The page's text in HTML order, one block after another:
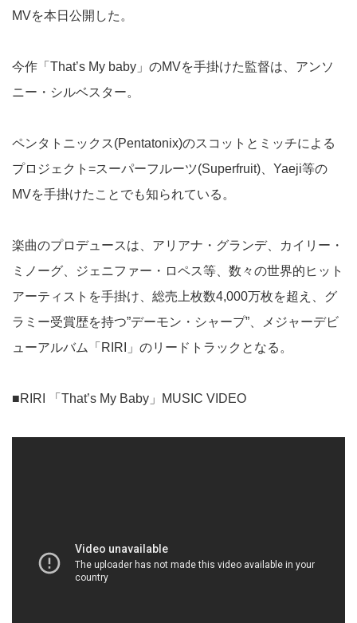
MVを本日公開した。
今作「That’s My baby」のMVを手掛けた監督は、アンソ
ニー・シルベスター。
ペンタトニックス(Pentatonix)のスコットとミッチによる
プロジェクト=スーパーフルーツ(Superfruit)、Yaeji等の
MVを手掛けたことでも知られている。
楽曲のプロデュースは、アリアナ・グランデ、カイリー・
ミノーグ、ジェニファー・ロペス等、数々の世界的ヒット
アーティストを手掛け、総売上枚数4,000万枚を超え、グ
ラミー受賞歴を持つ”デーモン・シャープ”、メジャーデビ
ューアルバム「RIRI」のリードトラックとなる。
■RIRI 「That’s My Baby」MUSIC VIDEO